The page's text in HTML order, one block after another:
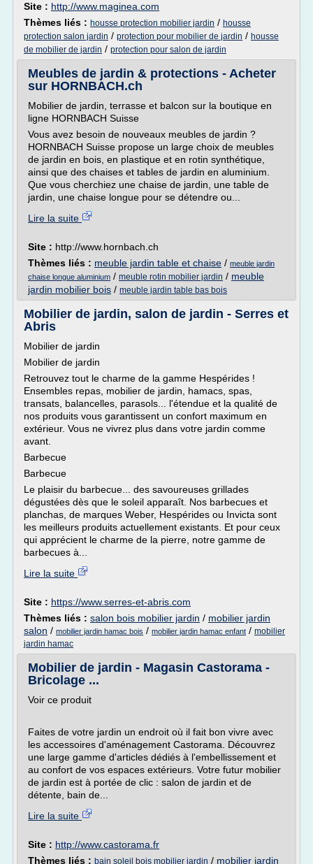
Site : http://www.maginea.com
Thèmes liés : housse protection mobilier jardin / housse
protection salon jardin / protection pour mobilier de jardin / housse
de mobilier de jardin / protection pour salon de jardin
Meubles de jardin & protections - Acheter
sur HORNBACH.ch
Mobilier de jardin, terrasse et balcon sur la boutique en
ligne HORNBACH Suisse
Vous avez besoin de nouveaux meubles de jardin ?
HORNBACH Suisse propose un large choix de meubles
de jardin en bois, en plastique et en rotin synthétique,
ainsi que des chaises et tables de jardin en aluminium.
Que vous cherchiez une chaise de jardin, une table de
jardin, une chaise longue pour se détendre ou...
Lire la suite
Site : http://www.hornbach.ch
Thèmes liés : meuble jardin table et chaise / meuble jardin
chaise longue aluminium / meuble rotin mobilier jardin / meuble
jardin mobilier bois / meuble jardin table bas bois
Mobilier de jardin, salon de jardin - Serres et
Abris
Mobilier de jardin
Mobilier de jardin
Retrouvez tout le charme de la gamme Hespérides !
Ensembles repas, mobilier de jardin, hamacs, spas,
transats, balancelles, parasols... l'étendue et la qualité de
nos produits vous garantissent un confort maximum en
extérieur. Vous ne vivrez plus dans votre jardin comme
avant.
Barbecue
Barbecue
Le plaisir du barbecue... des savoureuses grillades
dégustées dès que le soleil apparaît. Nos barbecues et
planchas, de marques Weber, Hespérides ou Invicta sont
les meilleurs produits actuellement existants. Et pour ceux
qui apprécient le charme de la pierre, notre gamme de
barbecues à...
Lire la suite
Site : https://www.serres-et-abris.com
Thèmes liés : salon bois mobilier jardin / mobilier jardin
salon / mobilier jardin hamac bois / mobilier jardin hamac enfant / mobilier
jardin hamac
Mobilier de jardin - Magasin Castorama -
Bricolage ...
Voir ce produit
Faites de votre jardin un endroit où il fait bon vivre avec
les accessoires d'aménagement Castorama. Découvrez
une large gamme d'articles dédiés à l'embellissement et
au confort de vos espaces extérieurs. Votre futur mobilier
de jardin est à portée de clic : salon de jardin et de
détente, bain de...
Lire la suite
Site : http://www.castorama.fr
Thèmes liés : bain soleil bois mobilier jardin / mobilier jardin